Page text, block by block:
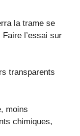
la trame se
l’essai sur
transparents
moins
chimiques,